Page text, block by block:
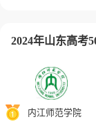
2024年山东高考
内江师范学院